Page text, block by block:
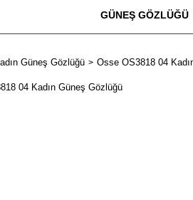
GÜNEŞ GÖZLÜĞÜ
Güneş Gözlüğü Osse OS3818 04